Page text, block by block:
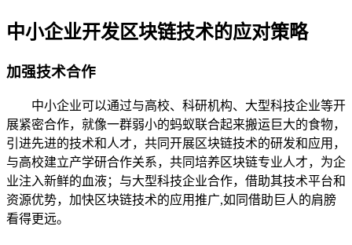
中小企业开发区块链技术的应对策略
加强技术合作
中小企业可以通过与高校、科研机构、大型科技企业等开
展紧密合作，就像一群弱小的蚂蚁联合起来搬运巨大的食物，
引进先进的技术和人才，共同开展区块链技术的研发和应用，
与高校建立产学研合作关系，共同培养区块链专业人才，为企
业注入新鲜的血液；与大型科技企业合作，借助其技术平台和
资源优势，加快区块链技术的应用推广,如同借助巨人的肩膀
看得更远。